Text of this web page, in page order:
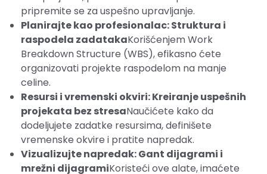
pripremite se za uspešno upravljanje.
Planirajte kao profesionalac: Struktura i
raspodela zadatakaKorišćenjem Work
Breakdown Structure (WBS), efikasno ćete
organizovati projekte raspodelom na manje
celine.
Resursi i vremenski okviri: Kreiranje uspešnih
projekata bez stresaNaučićete kako da
dodeljujete zadatke resursima, definišete
vremenske okvire i pratite napredak.
Vizualizujte napredak: Gant dijagrami i
mrežni dijagramiKoristeći ove alate, imaćete